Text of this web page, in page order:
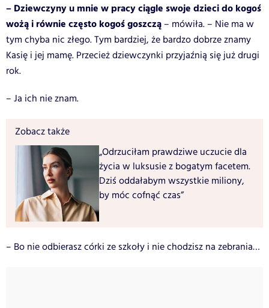
– Dziewczyny u mnie w pracy ciągle swoje dzieci do kogoś
wożą i równie często kogoś goszczą – mówiła. – Nie ma w
tym chyba nic złego. Tym bardziej, że bardzo dobrze znamy
Kasię i jej mamę. Przecież dziewczynki przyjaźnią się już drugi
rok.
– Ja ich nie znam.
Zobacz także
„Odrzuciłam prawdziwe uczucie dla
życia w luksusie z bogatym facetem.
Dziś oddałabym wszystkie miliony,
by móc cofnąć czas”
– Bo nie odbierasz córki ze szkoły i nie chodzisz na zebrania…